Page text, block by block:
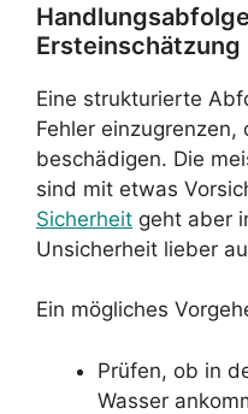
Ersteinschätzung
Eine strukturierte
Fehler einzugrenzen,
beschädigen. Die
sind mit etwas
Sicherheit geht aber
Unsicherheit lieber
Ein mögliches
Prüfen, ob in
Wasser